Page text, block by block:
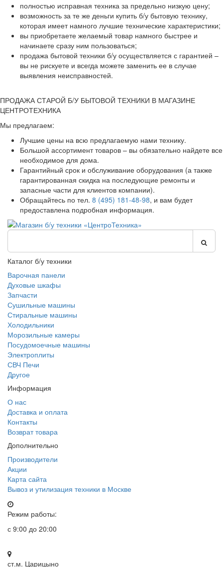
полностью исправная техника за предельно низкую цену;
возможность за те же деньги купить б/у бытовую технику,
которая имеет намного лучшие технические характеристики;
вы приобретаете желаемый товар намного быстрее и
начинаете сразу ним пользоваться;
продажа бытовой техники б/у осуществляется с гарантией –
вы не рискуете и всегда можете заменить ее в случае
выявления неисправностей.
ПРОДАЖА СТАРОЙ Б/У БЫТОВОЙ ТЕХНИКИ В МАГАЗИНЕ
ЦЕНТРОТЕХНИКА
Мы предлагаем:
Лучшие цены на всю предлагаемую нами технику.
Большой ассортимент товаров – вы обязательно найдете все
необходимое для дома.
Гарантийный срок и обслуживание оборудования (а также
гарантированная скидка на последующие ремонты и
запасные части для клиентов компании).
Обращайтесь по тел. 8 (495) 181-48-98, и вам будет
предоставлена подробная информация.
Каталог б/у техники
Варочная панели
Духовые шкафы
Запчасти
Сушильные машины
Стиральные машины
Холодильники
Морозильные камеры
Посудомоечные машины
Электроплиты
СВЧ Печи
Другое
Информация
О нас
Доставка и оплата
Контакты
Возврат товара
Дополнительно
Производители
Акции
Карта сайта
Вывоз и утилизация техники в Москве
Режим работы:
с 9:00 до 20:00
ст.м. Царицыно